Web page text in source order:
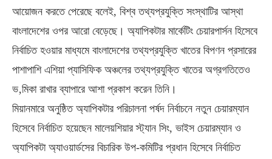
আয়োজন করতে পেরেছে বলেই, বিশ্ব তথ্যপ্রযুক্তি সংস্থাটির আস্থা
বাংলাদেশের ওপর আরো বেড়েছে। অ্যাপিকটার মার্কেটিং চেয়ারপার্সন হিসেবে
নির্বাচিত হওয়ার মাধ্যমে বাংলাদেশের তথ্যপ্রযুক্তি খাতের বিপণন প্রসারের
পাশাপাশি এশিয়া প্যাসিফিক অঞ্চলের তথ্যপ্রযুক্তি খাতের অগ্রগতিতেও
ভ‚মিকা রাখার ব্যাপারে আশা প্রকাশ করেন তিনি।
মিয়ানমারে অনুষ্ঠিত অ্যাপিকটার পরিচালনা পর্ষদ নির্বাচনে নতুন চেয়ারম্যান
হিসেবে নির্বাচিত হয়েছেন মালেয়শিয়ার স্ট্যান সিং, ভাইস চেয়ারম্যান ও
অ্যাপিকটা অ্যাওয়ার্ডসের বিচারিক উপ-কমিটির প্রধান হিসেবে নির্বাচিত